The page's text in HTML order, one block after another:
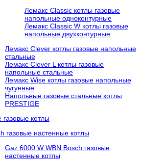
Лемакс Classic котлы газовые
напольные одноконтурные
Лемакс Classic W котлы газовые
напольные двухконтурные
Лемакс Clever котлы газовые напольные
стальные
Лемакс Clever L котлы газовые
напольные стальные
Лемакс Wise котлы газовые напольные
чугунные
Напольные газовые стальные котлы
PRESTIGE
газовые котлы
газовые настенные котлы
Gaz 6000 W WBN Bosch газовые
настенные котлы